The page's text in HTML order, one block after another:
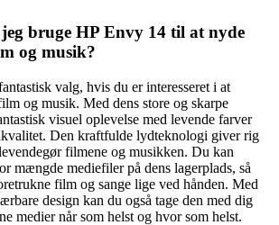
bruge HP Envy 14 til at nyde
og musik?
valg, hvis du er interesseret i at
og musik. Med dens store og skarpe
visuel oplevelse med levende farver
Den kraftfulde lydteknologi giver rig
filmene og musikken. Du kan
mængde mediefiler på dens lagerplads, så
film og sange lige ved hånden. Med
design kan du også tage den med dig
medier når som helst og hvor som helst.